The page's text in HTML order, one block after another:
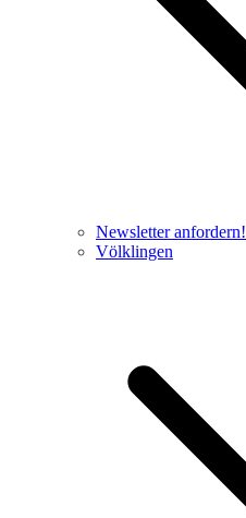
Newsletter anfordern!
Völklingen